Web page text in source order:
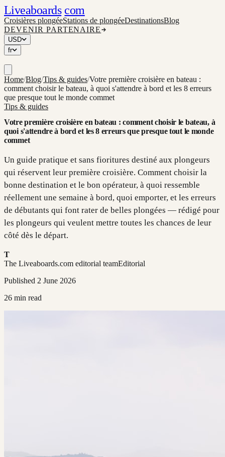
Liveaboards com
Croisières plongéeStations de plongéeDestinationsBlog
DEVENIR PARTENAIRE
USD
fr
Home/Blog/Tips & guides/Votre première croisière en bateau :
comment choisir le bateau, à quoi s'attendre à bord et les 8 erreurs
que presque tout le monde commet
Tips & guides
Votre première croisière en bateau : comment choisir le bateau, à
quoi s'attendre à bord et les 8 erreurs que presque tout le monde
commet
Un guide pratique et sans fioritures destiné aux plongeurs
qui réservent leur première croisière. Comment choisir la
bonne destination et le bon opérateur, à quoi ressemble
réellement une semaine à bord, quoi emporter, et les erreurs
de débutants qui font rater de belles plongées — rédigé pour
les plongeurs qui veulent mettre toutes les chances de leur
côté dès le départ.
T
The Liveaboards.com editorial teamEditorial
Published 2 June 2026
26 min read